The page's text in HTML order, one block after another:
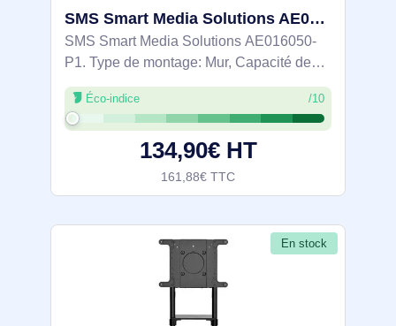
SMS Smart Media Solutions AE016050-P1 support pour projecteurs Mur Aluminium, Blanc
SMS Smart Media Solutions AE016050-
P1. Type de montage: Mur, Capacité de
charge maximale: 12 kg, Couleur du
produit: Aluminium, Blanc
Éco-indice /10
134,90€ HT
161,88€ TTC
En stock